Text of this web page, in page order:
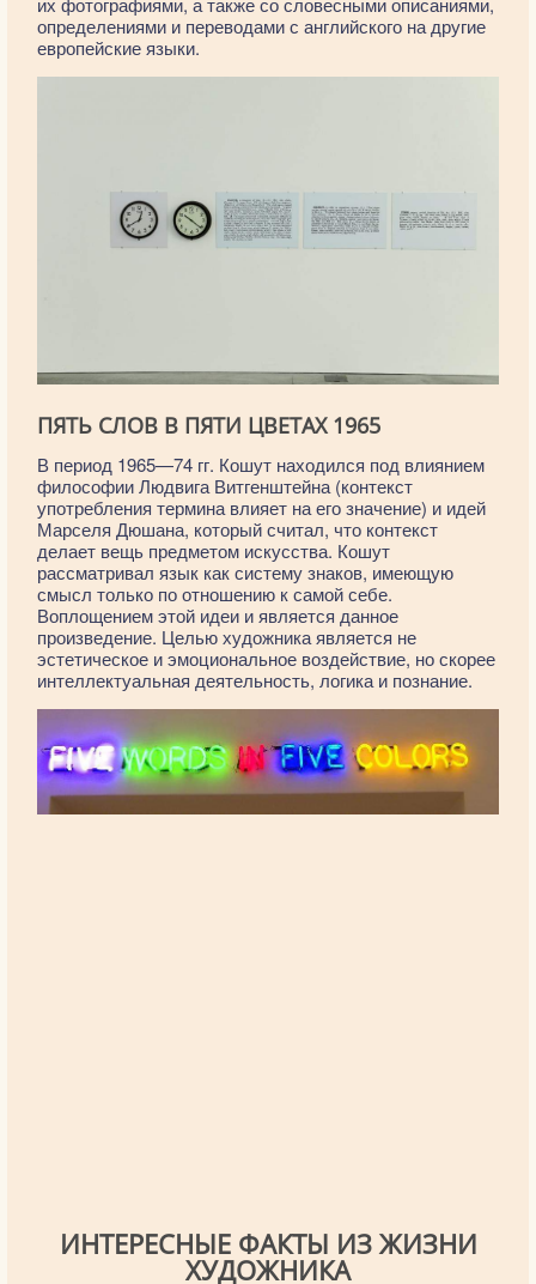
определениями и переводами с английского на другие
европейские языки.
ПЯТЬ СЛОВ В ПЯТИ ЦВЕТАХ 1965
В период 1965—74 гг. Кошут находился под влиянием
философии Людвига Витгенштейна (контекст
употребления термина влияет на его значение) и идей
Марселя Дюшана, который считал, что контекст
делает вещь предметом искусства. Кошут
рассматривал язык как систему знаков, имеющую
смысл только по отношению к самой себе.
Воплощением этой идеи и является данное
произведение. Целью художника является не
эстетическое и эмоциональное воздействие, но скорее
интеллектуальная деятельность, логика и познание.
ИНТЕРЕСНЫЕ ФАКТЫ ИЗ ЖИЗНИ
ХУДОЖНИКА